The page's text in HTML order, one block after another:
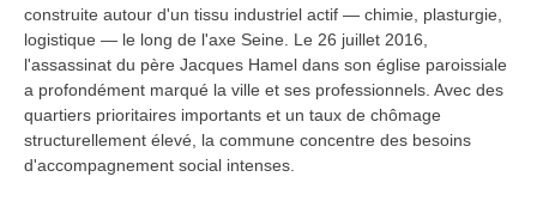
construite autour d'un tissu industriel actif — chimie, plasturgie,
logistique — le long de l'axe Seine. Le 26 juillet 2016,
l'assassinat du père Jacques Hamel dans son église paroissiale
a profondément marqué la ville et ses professionnels. Avec des
quartiers prioritaires importants et un taux de chômage
structurellement élevé, la commune concentre des besoins
d'accompagnement social intenses.